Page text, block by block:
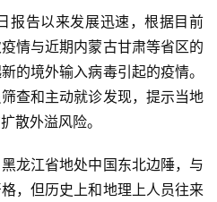
报告以来发展迅速，根据目前
情与近期内蒙古甘肃等省区的
的境外输入病毒引起的疫情。
查和主动就诊发现，提示当地
散外溢风险。
龙江省地处中国东北边陲，与
，但历史上和地理上人员往来